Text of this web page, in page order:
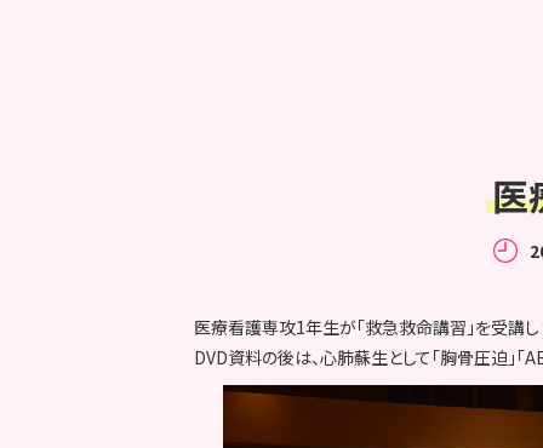
医
医療看護専攻1年生が「救急救命講習」を受講し
DVD資料の後は、心肺蘇生として「胸骨圧迫」「